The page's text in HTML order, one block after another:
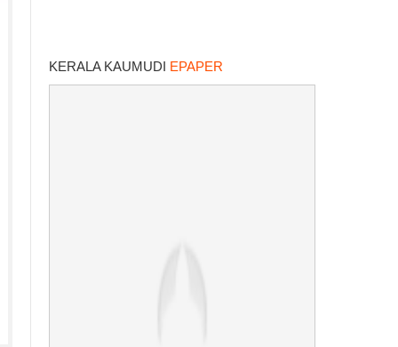
KERALA KAUMUDI EPAPER